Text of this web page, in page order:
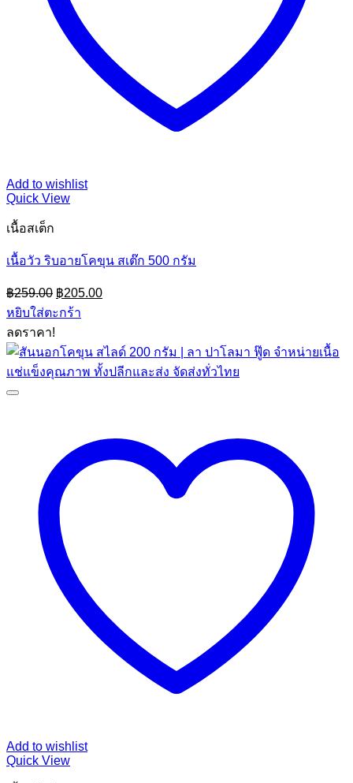
Add to wishlist
Quick View
เนื้อสเต็ก
เนื้อวัว ริบอายโคขุน สเต๊ก 500 กรัม
฿259.00 Original
price
was:
฿205.00Current
price
หยิบใส่ตะกร้า
ลดราคา!
Add to wishlist
Quick View